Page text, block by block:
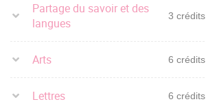
Partage du savoir et des
langues
3 crédits
Arts 6 crédits
Lettres 6 crédits